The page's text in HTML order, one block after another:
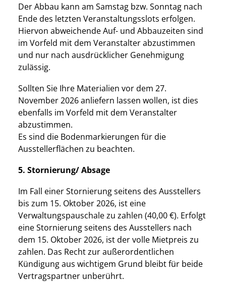
Der Abbau kann am Samstag bzw. Sonntag nach
Ende des letzten Veranstaltungsslots erfolgen.
Hiervon abweichende Auf- und Abbauzeiten sind
im Vorfeld mit dem Veranstalter abzustimmen
und nur nach ausdrücklicher Genehmigung
zulässig.
Sollten Sie Ihre Materialien vor dem 27.
November 2026 anliefern lassen wollen, ist dies
ebenfalls im Vorfeld mit dem Veranstalter
abzustimmen.
Es sind die Bodenmarkierungen für die
Ausstellerflächen zu beachten.
5. Stornierung/ Absage
Im Fall einer Stornierung seitens des Ausstellers
bis zum 15. Oktober 2026, ist eine
Verwaltungspauschale zu zahlen (40,00 €). Erfolgt
eine Stornierung seitens des Ausstellers nach
dem 15. Oktober 2026, ist der volle Mietpreis zu
zahlen. Das Recht zur außerordentlichen
Kündigung aus wichtigem Grund bleibt für beide
Vertragspartner unberührt.